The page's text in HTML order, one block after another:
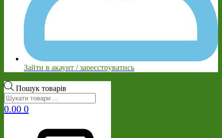
Зайти в акаунт / зареєструватись
Пошук товарів
0.00 0